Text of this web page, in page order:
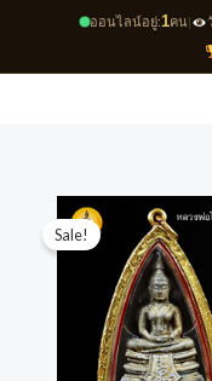
ออนไลน์อยู่:1คน|
content
Sale!
price
฿